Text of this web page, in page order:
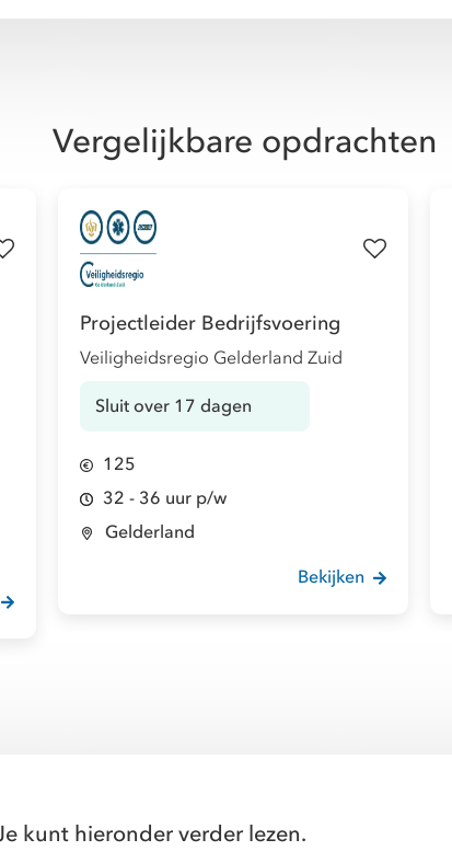
Vergelijkbare opdrachten
Projectleider Bedrijfsvoering
Veiligheidsregio Gelderland Zuid
Sluit over 17 dagen
125
32 - 36 uur p/w
Gelderland
Bekijken
kunt hieronder verder lezen.